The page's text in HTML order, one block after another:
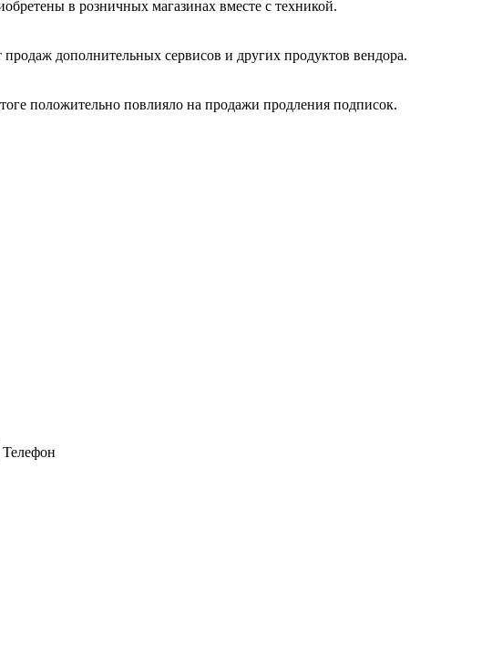
в розничных магазинах вместе с техникой.
дополнительных сервисов и других продуктов вендора.
положительно повлияло на продажи продления подписок.
Телефон